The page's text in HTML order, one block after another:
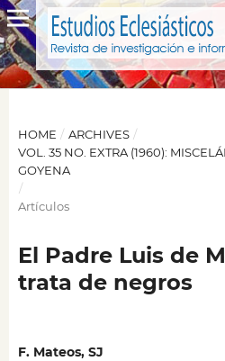
HOME / ARCHIVES /
VOL. 35 NO. EXTRA (1960):
GOYENA
/
Artículos
El Padre Luis de
trata de negros
F. Mateos, SJ